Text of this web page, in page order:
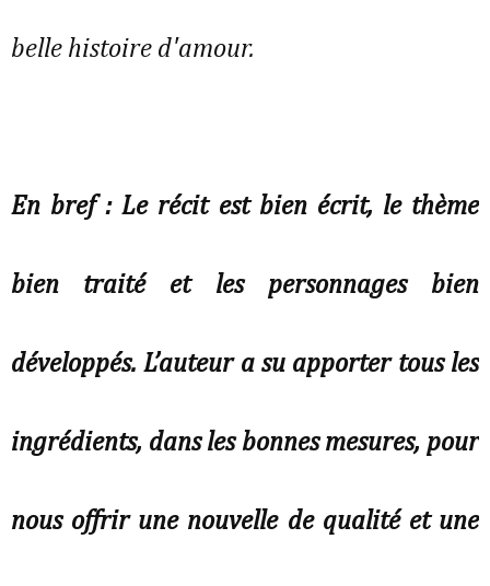
belle histoire d'amour.
En bref : Le récit est bien écrit, le thème
bien traité et les personnages bien
développés. L’auteur a su apporter tous les
ingrédients, dans les bonnes mesures, pour
nous offrir une nouvelle de qualité et une